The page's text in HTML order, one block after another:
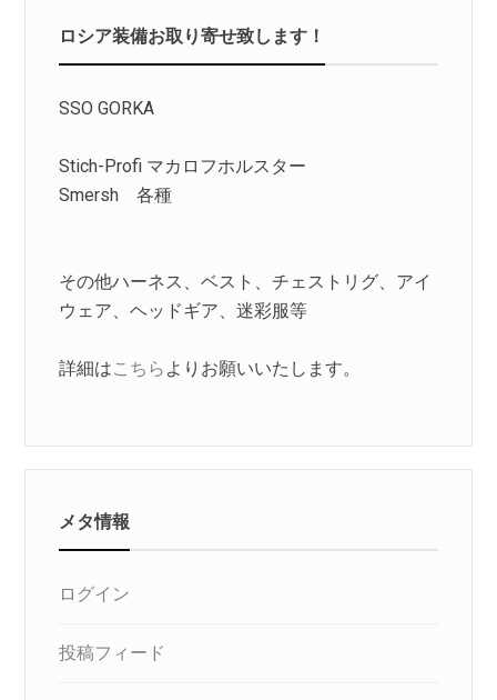
ロシア装備お取り寄せ致します！
SSO GORKA
Stich-Profi マカロフホルスター
Smersh 各種
その他ハーネス、ベスト、チェストリグ、アイ
ウェア、ヘッドギア、迷彩服等
詳細はこちら よりお願いいたします。
メタ情報
ログイン
投稿フィード